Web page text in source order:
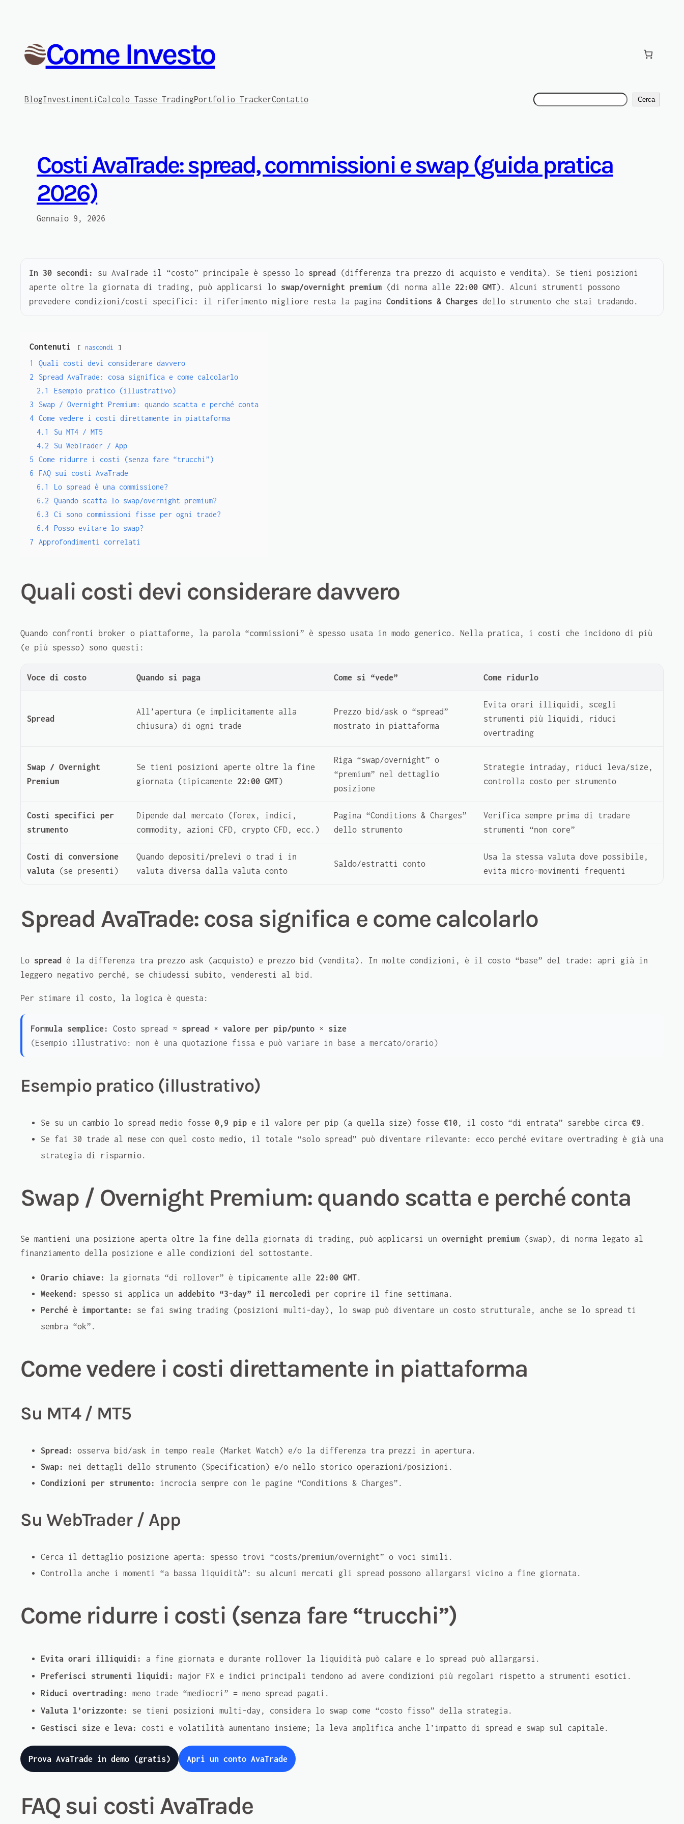
Come Investo
BlogInvestimentiCalcolo Tasse TradingPortfolio TrackerContatto Cerca Cerca
Costi AvaTrade: spread, commissioni e swap (guida pratica
2026)
Gennaio 9, 2026
In 30 secondi: su AvaTrade il “costo” principale è spesso lo spread
(differenza tra prezzo di acquisto e vendita). Se tieni posizioni
aperte oltre la giornata di trading, può applicarsi lo swap/overnight premium (di norma alle 22:00 GMT). Alcuni strumenti possono
prevedere condizioni/costi specifici: il riferimento migliore resta la pagina Conditions & Charges dello strumento che stai tradando.
Contenuti nascondi
1
Quali costi devi considerare davvero
2
Spread AvaTrade: cosa significa e come calcolarlo
2.1
Esempio pratico (illustrativo)
3
Swap / Overnight Premium: quando scatta e perché conta
4 Come vedere i costi direttamente in piattaforma
4.1
Su MT4 / MT5
4.2
Su WebTrader / App
5
Come ridurre i costi (senza fare “trucchi”)
6
FAQ sui costi AvaTrade
6.1
Lo spread è una commissione?
6.2
Quando scatta lo swap/overnight premium?
6.3
Ci sono commissioni fisse per ogni trade?
6.4
Posso evitare lo swap?
7
Approfondimenti correlati
Quali costi devi considerare davvero
Quando confronti broker o piattaforme, la parola “commissioni” è spesso usata in modo generico. Nella pratica, i costi che incidono di più
(e più spesso) sono questi:
Voce di costo Quando si paga Come si “vede” Come ridurlo
Spread
All’apertura (e implicitamente alla
chiusura) di ogni trade
Prezzo bid/ask o “spread”
mostrato in piattaforma
Evita orari illiquidi, scegli
strumenti più liquidi, riduci
overtrading
Swap / Overnight
Premium
Se tieni posizioni aperte oltre la fine
giornata (tipicamente 22:00 GMT)
Riga “swap/overnight” o
“premium” nel dettaglio
posizione
Strategie intraday, riduci leva/size,
controlla costo per strumento
Costi specifici per
strumento
Dipende dal mercato (forex, indici,
commodity, azioni CFD, crypto CFD, ecc.)
Pagina “Conditions & Charges”
dello strumento
Verifica sempre prima di tradare
strumenti “non core”
Costi di conversione
valuta (se presenti)
Quando depositi/prelevi o trad i in
valuta diversa dalla valuta conto
Saldo/estratti conto
Usa la stessa valuta dove possibile,
evita micro-movimenti frequenti
Spread AvaTrade: cosa significa e come calcolarlo
Lo spread è la differenza tra prezzo ask (acquisto) e prezzo bid
(vendita). In molte condizioni, è il costo “base” del trade: apri già in
leggero negativo perché, se chiudessi subito, venderesti al bid.
Per stimare il costo, la logica è questa:
Formula semplice: Costo spread ≈ spread × valore per pip/punto × size
(Esempio illustrativo: non è una quotazione fissa e può variare in base a mercato/orario)
Esempio pratico (illustrativo)
Se su un cambio lo spread medio fosse 0,9 pip e il valore per pip (a quella size) fosse €10, il costo “di entrata” sarebbe circa €9 .
Se fai 30 trade al mese con quel costo medio, il totale “solo spread” può diventare rilevante: ecco perché evitare overtrading è già una
strategia di risparmio.
Swap / Overnight Premium: quando scatta e perché conta
Se mantieni una posizione aperta oltre la fine della giornata di trading, può applicarsi un overnight premium (swap), di norma legato al
finanziamento della posizione e alle condizioni del sottostante.
Orario chiave: la giornata “di rollover” è tipicamente alle 22:00 GMT.
Weekend:
spesso si applica un addebito “3-day” il mercoledì per coprire il fine settimana.
Perché è importante:
se fai swing trading (posizioni multi-day), lo swap può diventare un costo strutturale, anche se lo spread ti
sembra “ok”.
Come vedere i costi direttamente in piattaforma
Su MT4 / MT5
Spread:
osserva bid/ask in tempo reale (Market Watch) e/o la differenza tra prezzi in apertura.
Swap:
nei dettagli dello strumento (Specification) e/o nello storico operazioni/posizioni.
Condizioni per strumento:
incrocia sempre con le pagine “Conditions & Charges”.
Su WebTrader / App
Cerca il dettaglio posizione aperta: spesso trovi “costs/premium/overnight” o voci simili.
Controlla anche i momenti “a bassa liquidità”: su alcuni mercati gli spread possono allargarsi vicino a fine giornata.
Come ridurre i costi (senza fare “trucchi”)
Evita orari illiquidi:
a fine giornata e durante rollover la liquidità può calare e lo spread può allargarsi.
Preferisci strumenti liquidi:
major FX e indici principali tendono ad avere condizioni più regolari rispetto a strumenti esotici.
Riduci overtrading:
meno trade “mediocri” = meno spread pagati.
Valuta l’orizzonte:
se tieni posizioni multi-day, considera lo swap come “costo fisso” della strategia.
Gestisci size e leva:
costi e volatilità aumentano insieme; la leva amplifica anche l’impatto di spread e swap sul capitale.
Prova AvaTrade in demo (gratis) Apri un conto AvaTrade
FAQ sui costi AvaTrade